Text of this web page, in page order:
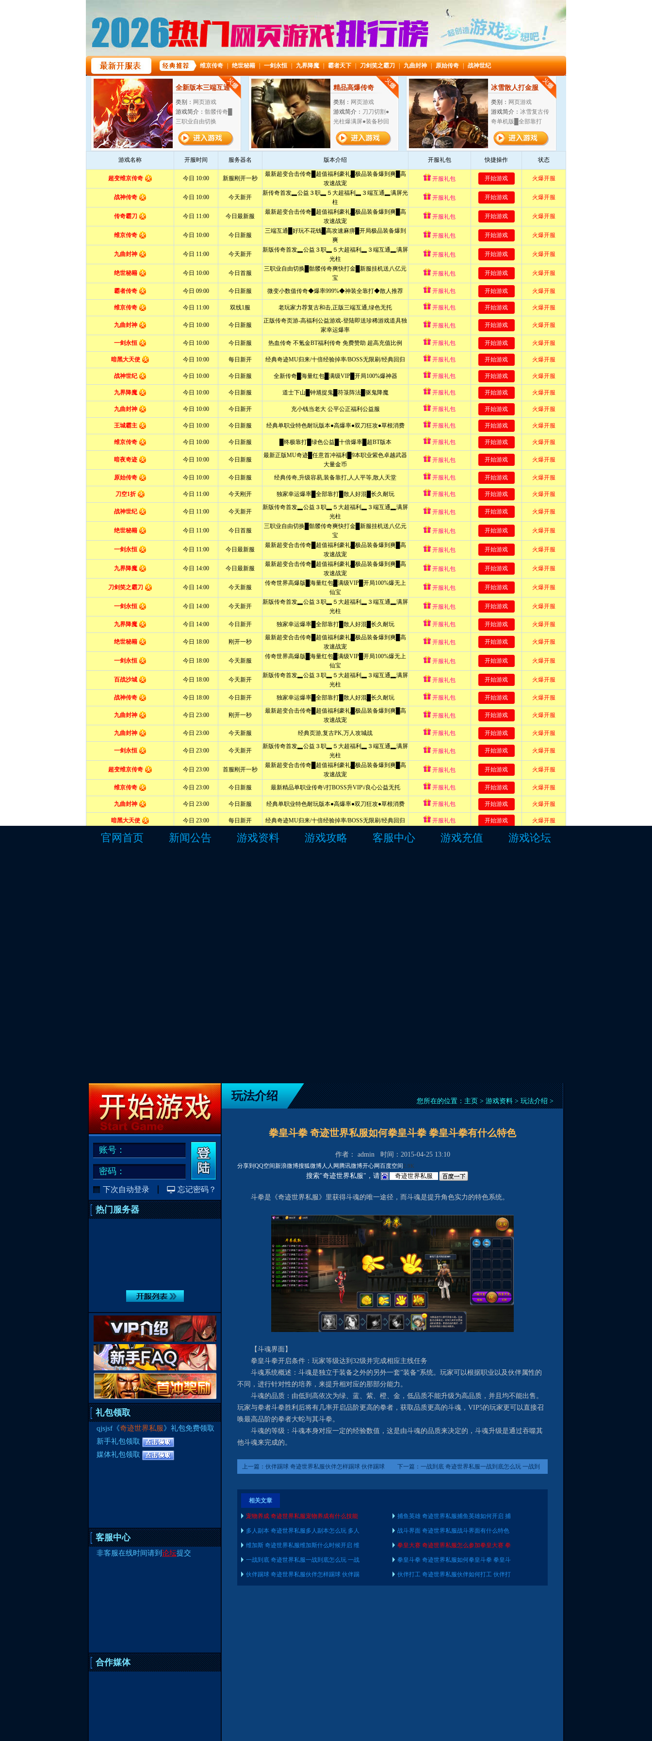
官网首页 新闻公告 游戏资料 游戏攻略 客服中心 游戏充值 游戏论坛
账号：
密码：
下次自动登录 忘记密码？
热门服务器
礼包领取
qjsjsf《奇迹世界私服》礼包免费领取
新手礼包领取
媒体礼包领取
客服中心
非客服在线时间请到 论坛提交
合作媒体
玩法介绍 您所在的位置：主页>游戏资料>玩法介绍>
拳皇斗拳 奇迹世界私服如何拳皇斗拳 拳皇斗拳有什么特色
作者： admin 时间：2015-04-25 13:10
分享到 QQ空间新浪微博搜狐微博人人网 腾讯微博开心网百度空间2.9K
搜索"奇迹世界私服"，请
斗拳是《奇迹世界私服》里获得斗魂的唯一途径，而斗魂是提升角色实力的特色系统。
【斗魂界面】
拳皇斗拳开启条件：玩家等级达到32级并完成相应主线任务
斗魂系统概述：斗魂是独立于装备之外的另外一套”装备“系统。玩家可以根据职业以及伙伴属性的
不同，进行针对性的培养，来提升相对应的那部分能力。
斗魂的品质：由低到高依次为绿、蓝、紫、橙、金，低品质不能升级为高品质，并且均不能出售。
玩家与拳者斗拳胜利后将有几率开启品阶更高的拳者，获取品质更高的斗魂，VIP5的玩家更可以直接召
唤最高品阶的拳者大蛇与其斗拳。
斗魂的等级：斗魂本身对应一定的经验数值，这是由斗魂的品质来决定的，斗魂升级是通过吞噬其
他斗魂来完成的。
上一篇： 伙伴踢球 奇迹世界私服伙伴怎样踢球 伙伴踢球 下一篇： 一战到底 奇迹世界私服一战到底怎么玩 一战到
相关文章
宠物养成 奇迹世界私服宠物养成有什么技能 捕鱼英雄 奇迹世界私服捕鱼英雄如何开启 捕
多人副本 奇迹世界私服多人副本怎么玩 多人 战斗界面 奇迹世界私服战斗界面有什么特色
维加斯 奇迹世界私服维加斯什么时候开启 维 拳皇大赛 奇迹世界私服怎么参加拳皇大赛 拳
一战到底 奇迹世界私服一战到底怎么玩 一战 拳皇斗拳 奇迹世界私服如何拳皇斗拳 拳皇斗
伙伴踢球 奇迹世界私服伙伴怎样踢球 伙伴踢 伙伴打工 奇迹世界私服伙伴如何打工 伙伴打